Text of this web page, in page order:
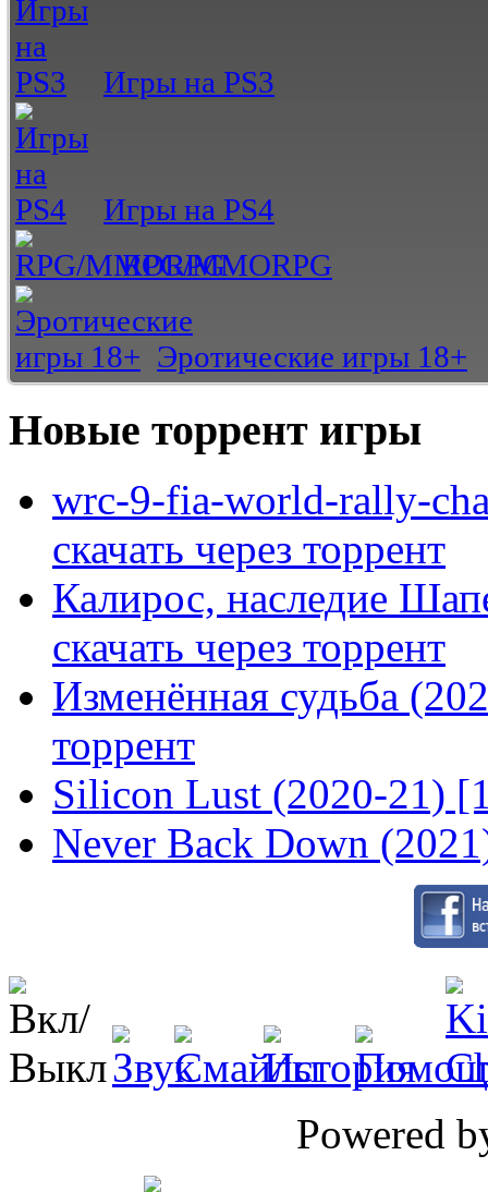
Игры на PS3
Игры на PS4
RPG/MMORPG
Эротические игры 18+
Новые торрент игры
wrc-9-fia-world-rally-
скачать через торрент
Калирос, наследие
скачать через торрент
Изменённая судьба
торрент
Silicon Lust (2020-21)
Never Back Down
Powered